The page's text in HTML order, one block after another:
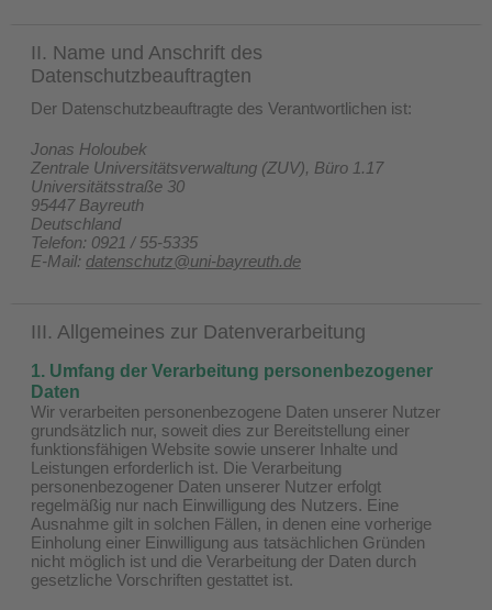
II. Name und Anschrift des
Datenschutzbeauftragten
Der Datenschutzbeauftragte des Verantwortlichen ist:
Jonas Holoubek
Zentrale Universitätsverwaltung (ZUV), Büro 1.17
Universitätsstraße 30
95447 Bayreuth
Deutschland
Telefon: 0921 / 55-5335
E-Mail: datenschutz@uni-bayreuth.de
III. Allgemeines zur Datenverarbeitung
1. Umfang der Verarbeitung personenbezogener
Daten
Wir verarbeiten personenbezogene Daten unserer Nutzer
grundsätzlich nur, soweit dies zur Bereitstellung einer
funktionsfähigen Website sowie unserer Inhalte und
Leistungen erforderlich ist. Die Verarbeitung
personenbezogener Daten unserer Nutzer erfolgt
regelmäßig nur nach Einwilligung des Nutzers. Eine
Ausnahme gilt in solchen Fällen, in denen eine vorherige
Einholung einer Einwilligung aus tatsächlichen Gründen
nicht möglich ist und die Verarbeitung der Daten durch
gesetzliche Vorschriften gestattet ist.